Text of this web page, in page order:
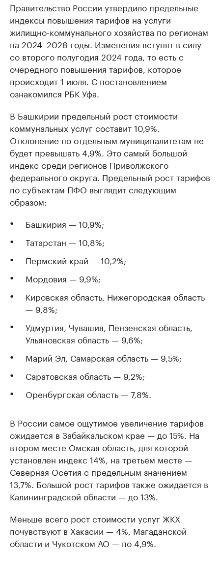
Правительство России утвердило предельные
индексы повышения тарифов на услуги
жилищно-коммунального хозяйства по регионам
на 2024–2028 годы. Изменения вступят в силу
со второго полугодия 2024 года, то есть с
очередного повышения тарифов, которое
происходит 1 июля. С постановлением
ознакомился РБК Уфа.
В Башкирии предельный рост стоимости
коммунальных услуг составит 10,9%.
Отклонение по отдельным муниципалитетам не
будет превышать 4,9%. Это самый большой
индекс среди регионов Приволжского
федерального округа. Предельный рост тарифов
по субъектам ПФО выглядит следующим
образом:
Башкирия — 10,9%;
Татарстан — 10,8%;
Пермский край — 10,2%;
Мордовия — 9,9%;
Кировская область, Нижегородская область
— 9,8%;
Удмуртия, Чувашия, Пензенская область,
Ульяновская область — 9,6%;
Марий Эл, Самарская область — 9,5%;
Саратовская область — 9,2%;
Оренбургская область — 7,8%.
В России самое ощутимое увеличение тарифов
ожидается в Забайкальском крае — до 15%. На
втором месте Омская область, для которой
установлен индекс 14%, на третьем месте —
Северная Осетия с предельным значением
13,7%. Большой рост тарифов также ожидается в
Калининградской области — до 13%.
Меньше всего рост стоимости услуг ЖКХ
почувствуют в Хакасии — 4%, Магаданской
области и Чукотском АО — по 4,9%.